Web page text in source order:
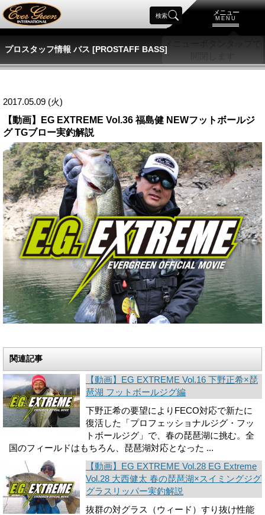
メニュー
MENU
検索
プロスタッフ情報 バス [PROSTAFF BASS]
2017.05.09 (火)
【動画】EG EXTREME Vol.36 福島健 NEWフットボールジ
グ TGブロー実釣解説
関連記事
【動画】EG EXTREME Vol.16 下野正希×琵
琶湖 フットボールジグ編
下野正希の要望によりFECO対応で新たに
復活した「プロフェッショナルジグ・フッ
トボールジグ」で、春の琵琶湖に挑む。全
国のフィールドはもちろん、琵琶湖対応となった ...
【動画】EG EXTREME Vol.28 EG Extreme
Vol.28 大西健太 春の琵琶湖×スイミングジグ
グラスリッパー実釣解説
抜群の対グラス（ウィード）すり抜け性能